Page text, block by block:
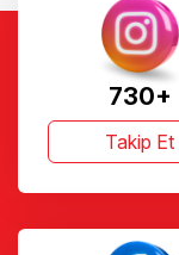
730+
Takip Et